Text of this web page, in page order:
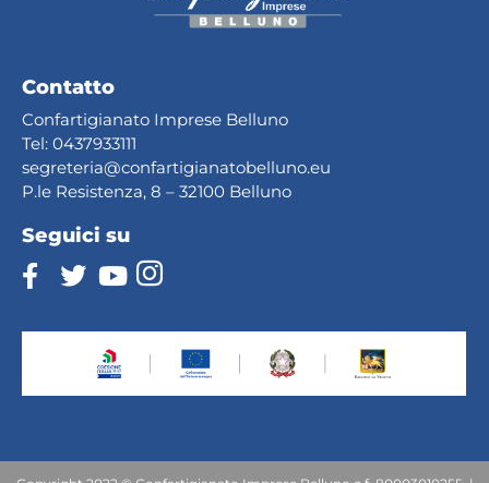
Contatto
Confartigianato Imprese Belluno
Tel: 0437933111
segreteria@confartigianatobelluno.eu
P.le Resistenza, 8 – 32100 Belluno
Seguici su